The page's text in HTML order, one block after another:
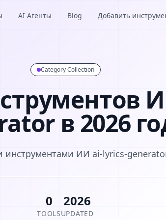
AI Агенты Blog Добавить
Category Collection
в 2026
ИИ ai-lyrics-
0
TOOLS
2026
UPDATED